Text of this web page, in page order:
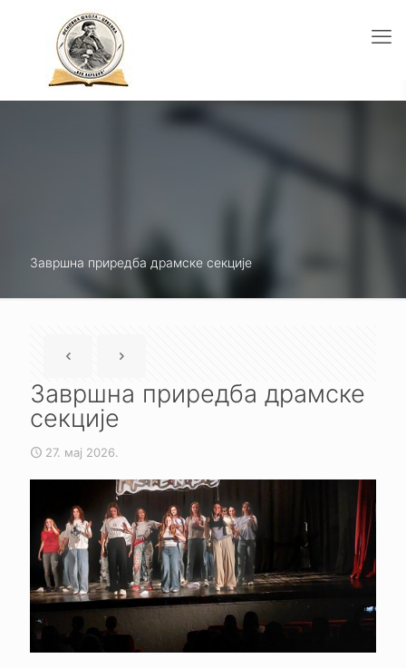
Завршна приредба драмске секције
Завршна приредба драмске
секције
27. мај 2026.